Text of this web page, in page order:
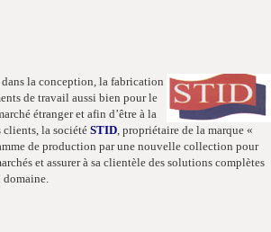
la conception, la fabrication
de travail aussi bien pour le
étranger et afin d’être à la
clients, la société STID, propriétaire de la marque «
de production par une nouvelle collection pour
et assurer à sa clientèle des solutions complètes
domaine.